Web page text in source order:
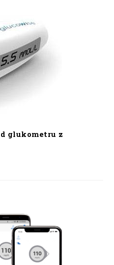
glukometru z